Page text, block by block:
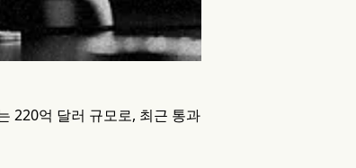
220억 달러 규모로, 최근 통과